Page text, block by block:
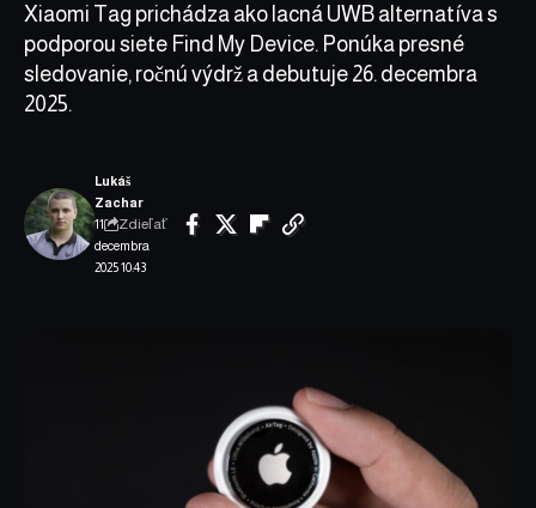
Xiaomi Tag prichádza ako lacná UWB alternatíva s
podporou siete Find My Device. Ponúka presné
sledovanie, ročnú výdrž a debutuje 26. decembra
2025.
11.
decembra
2025 10:43
Lukáš
Zachar
Zdieľať